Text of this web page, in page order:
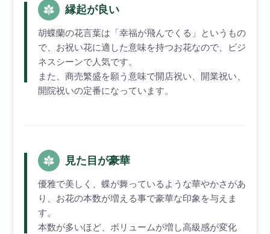
縁起が良い
胡蝶蘭の花言葉は「幸福が飛んでくる」というもの
で、お祝い花に適した意味を持つお花なので、ビジ
ネスシーンで人気です。
また、商売繁盛を願う意味で開店祝い、開業祝い、
開院祝いの定番になっています。
見た目が豪華
優雅で美しく、蝶が舞っているような華やかさがあ
り、お花の本数が増える事で豪華な印象を与えま
す。
本数が多いほど、ボリュームが増し高級感が変化